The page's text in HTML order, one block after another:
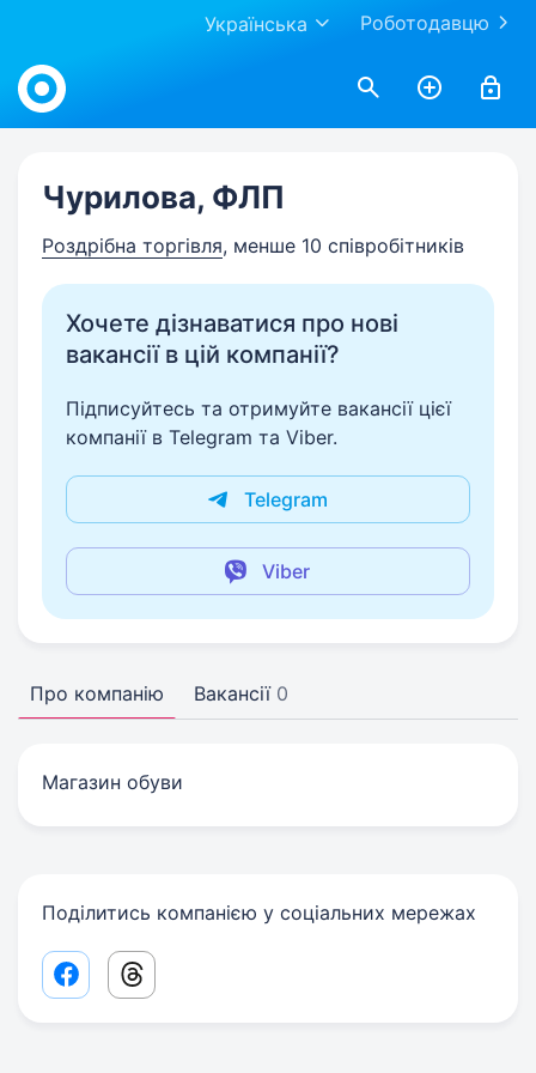
Роботодавцю
Українська
Work.ua
Чурилова, ФЛП
Роздрібна торгівля, менше 10 співробітників
Хочете дізнаватися про нові
вакансії в цій компанії?
Підписуйтесь та отримуйте вакансії цієї
компанії в Telegram та Viber.
Telegram
Viber
Про компанію Вакансії 0
Магазин обуви
Поділитись компанією у соціальних мережах
Facebook share link
Threads share link